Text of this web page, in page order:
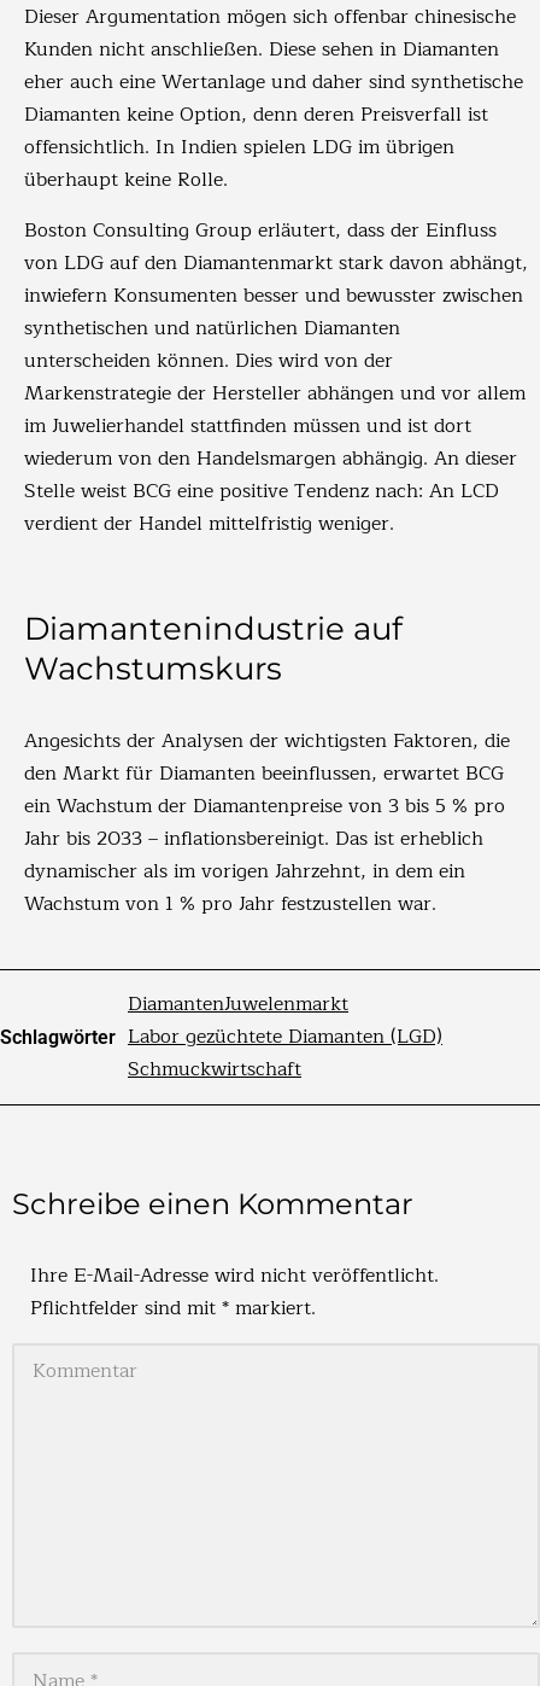
Dieser Argumentation mögen sich offenbar chinesische
Kunden nicht anschließen. Diese sehen in Diamanten
eher auch eine Wertanlage und daher sind synthetische
Diamanten keine Option, denn deren Preisverfall ist
offensichtlich. In Indien spielen LDG im übrigen
überhaupt keine Rolle.
Boston Consulting Group erläutert, dass der Einfluss
von LDG auf den Diamantenmarkt stark davon abhängt,
inwiefern Konsumenten besser und bewusster zwischen
synthetischen und natürlichen Diamanten
unterscheiden können. Dies wird von der
Markenstrategie der Hersteller abhängen und vor allem
im Juwelierhandel stattfinden müssen und ist dort
wiederum von den Handelsmargen abhängig. An dieser
Stelle weist BCG eine positive Tendenz nach: An LCD
verdient der Handel mittelfristig weniger.
Diamantenindustrie auf
Wachstumskurs
Angesichts der Analysen der wichtigsten Faktoren, die
den Markt für Diamanten beeinflussen, erwartet BCG
ein Wachstum der Diamantenpreise von 3 bis 5 % pro
Jahr bis 2033 – inflationsbereinigt. Das ist erheblich
dynamischer als im vorigen Jahrzehnt, in dem ein
Wachstum von 1 % pro Jahr festzustellen war.
Schlagwörter
DiamantenJuwelenmarkt
Labor gezüchtete Diamanten (LGD)
Schmuckwirtschaft
Schreibe einen Kommentar
Ihre E-Mail-Adresse wird nicht veröffentlicht.
Pflichtfelder sind mit*markiert.
Kommentar
Name *